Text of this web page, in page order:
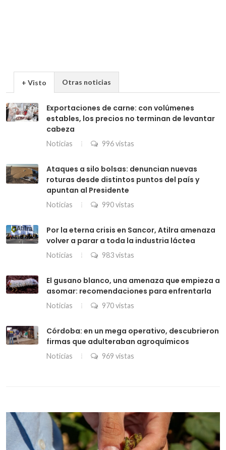
+ Visto Otras noticias
Exportaciones de carne: con volúmenes
estables, los precios no terminan de levantar
cabeza
Noticias 996 vistas
Ataques a silo bolsas: denuncian nuevas
roturas desde distintos puntos del país y
apuntan al Presidente
Noticias 990 vistas
Por la eterna crisis en Sancor, Atilra amenaza
volver a parar a toda la industria láctea
Noticias 983 vistas
El gusano blanco, una amenaza que empieza a
asomar: recomendaciones para enfrentarla
Noticias 970 vistas
Córdoba: en un mega operativo, descubrieron
firmas que adulteraban agroquímicos
Noticias 969 vistas